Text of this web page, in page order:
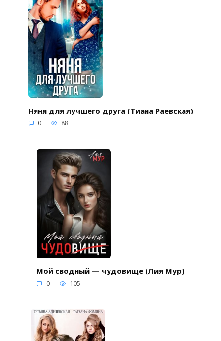
Няня для лучшего друга (Тиана Раевская)
0 88
Мой сводный — чудовище (Лия Мур)
0 105